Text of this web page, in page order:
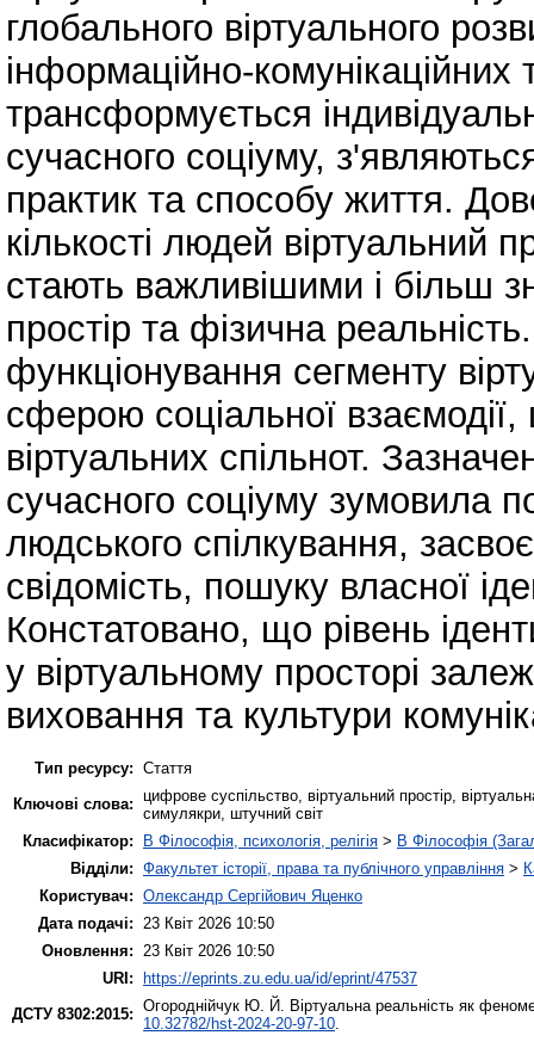
глобального віртуального
інформаційно-комунікаційних
трансформується
сучасного соціуму,
практик та способу життя.
кількості людей віртуальний
стають важливішими і більш
простір та фізична
функціонування сегменту
сферою соціальної
віртуальних спільнот.
сучасного соціуму зумовила
людського спілкування,
свідомість, пошуку власної
Констатовано, що рівень
у віртуальному просторі
виховання та культури
Тип ресурсу: Стаття
Ключові слова: цифрове суспільство, віртуальний простір,
симулякри, штучний світ
Класифікатор:
B Філософія, психологія, релігія > B Філософія
Відділи: Факультет історії, права та публічного управління >
Користувач: Олександр Сергійович Яценко
Дата подачі:
23 Квіт 2026 10:50
Оновлення:
23 Квіт 2026 10:50
URI: https://eprints.zu.edu.ua/id/eprint/47537
ДСТУ 8302:2015: Огороднійчук Ю. Й. Віртуальна реальність як
10.32782/hst-2024-20-97-10